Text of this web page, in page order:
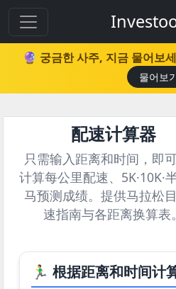
🔮 궁금한 사주, 지금 물어보
물어보
配速计算器
只需输入距离和时间，即
计算每公里配速、5K·10K·
马预测成绩。提供马拉松
速指南与各距离换算表。
🏃‍♂️ 根据距离和时间计